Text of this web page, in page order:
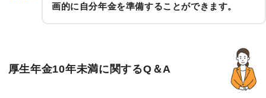
画的に自分年金を準備することができます。
厚生年金10年未満に関するQ＆A